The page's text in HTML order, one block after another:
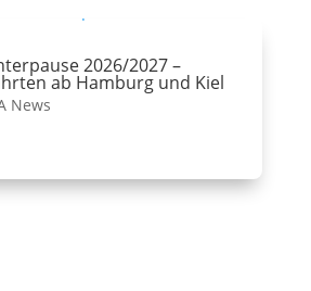
2026/2027 –
ab Hamburg und Kiel
News